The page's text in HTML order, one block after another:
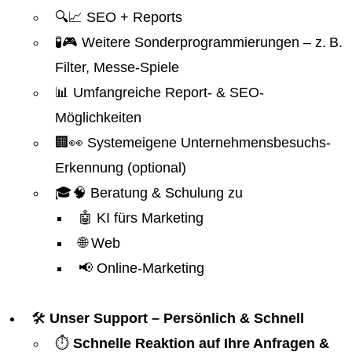
🔍📈 SEO + Reports
🧪🎮 Weitere Sonderprogrammierungen – z. B.
Filter, Messe-Spiele
📊 Umfangreiche Report- & SEO-
Möglichkeiten
🏢👀 Systemeigene Unternehmensbesuchs-
Erkennung (optional)
🎓🧠 Beratung & Schulung zu
🤖 KI fürs Marketing
🌐 Web
📢 Online-Marketing
🛠️ Unser Support – Persönlich & Schnell
⏱️ Schnelle Reaktion auf Ihre Anfragen &